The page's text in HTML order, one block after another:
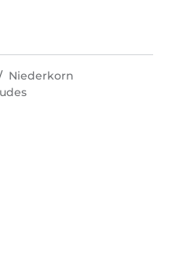
Niederkorn